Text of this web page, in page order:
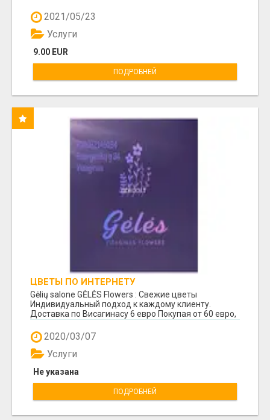
2021/05/23
9.00 EUR
Услуги
ПОДРОБНЕЙ
ЦВЕТЫ ПО ИНТЕРНЕТУ
Gėlių salone GĖLĖS Flowers : Свежие цветы
Индивидуальный подход к каждому клиенту.
Доставка по Висагинасу 6 евро Покупая от 60 евро,
2020/03/07
Не указана
Услуги
ПОДРОБНЕЙ